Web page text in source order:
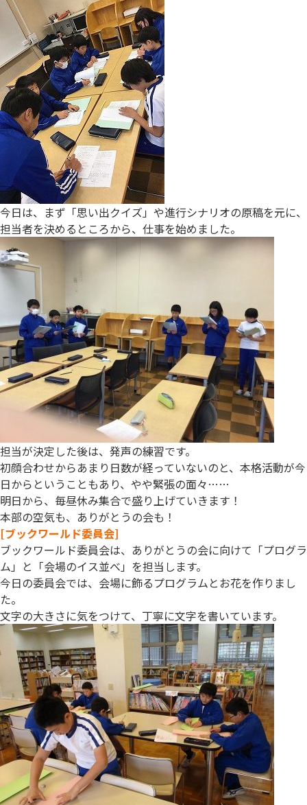
今日は、まず「思い出クイズ」や進行シナリオの原稿を元に、
担当者を決めるところから、仕事を始めました。
担当が決定した後は、発声の練習です。
初顔合わせからあまり日数が経っていないのと、本格活動が今
日からということもあり、やや緊張の面々……
明日から、毎昼休み集合で盛り上げていきます！
本部の空気も、ありがとうの会も！
[ブックワールド委員会]
ブックワールド委員会は、ありがとうの会に向けて「プログラ
ム」と「会場のイス並べ」を担当します。
今日の委員会では、会場に飾るプログラムとお花を作りまし
た。
文字の大きさに気をつけて、丁寧に文字を書いています。